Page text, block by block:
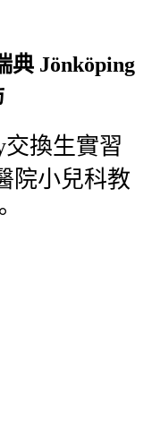
典 Jönköping
交換生實習
院小兒科教